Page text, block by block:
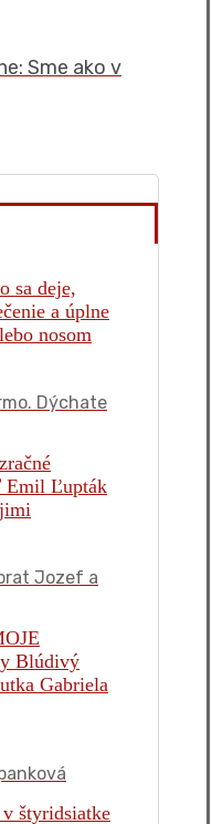
Sme ako v
Dýchate
Jozef a